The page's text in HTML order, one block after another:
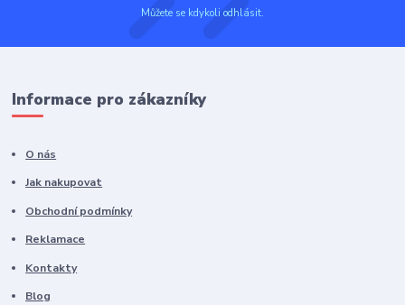
Můžete se kdykoli odhlásit.
Informace pro zákazníky
O nás
Jak nakupovat
Obchodní podmínky
Reklamace
Kontakty
Blog